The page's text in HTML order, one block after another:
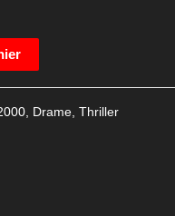
Drame Thriller